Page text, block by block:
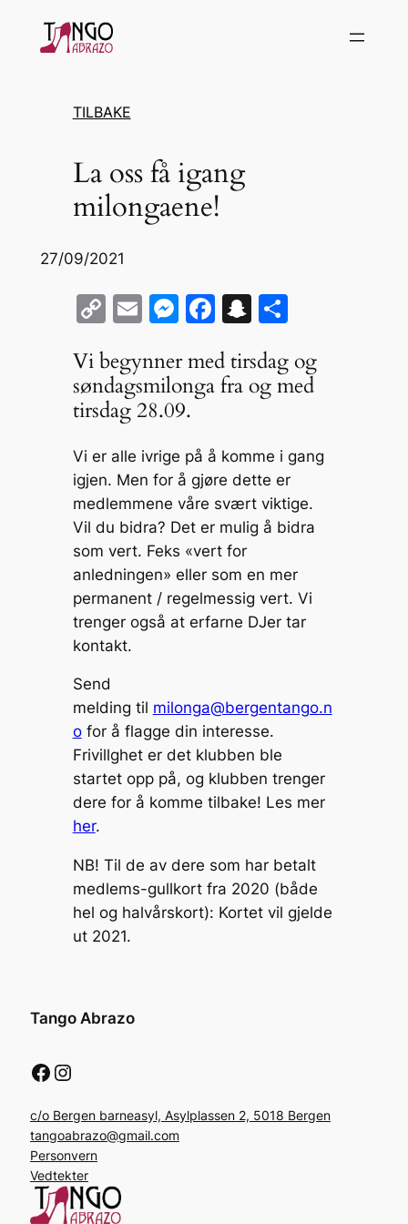
Hopp
TILBAKE
La oss få igang
milongaene!
27/09/2021
C
p
y
Li
n
k
E
ai
l
M
s
s
e
n
g
er
F
c
e
o
o
k
S
a
p
h
at
S
ar
e
Vi begynner med tirsdag og
søndagsmilonga fra og med
tirsdag 28.09.
Vi er alle ivrige på å komme i gang
igjen. Men for å gjøre dette er
medlemmene våre svært viktige.
Vil du bidra? Det er mulig å bidra
som vert. Feks «vert for
anledningen» eller som en mer
permanent / regelmessig vert. Vi
trenger også at erfarne DJer tar
kontakt.
Send
melding til milonga@bergentango.n
ofor å flagge din interesse.
Frivillghet er det klubben ble
startet opp på, og klubben trenger
dere for å komme tilbake! Les mer
her.
NB! Til de av dere som har betalt
medlems-gullkort fra 2020 (både
hel og halvårskort): Kortet vil gjelde
ut 2021.
Tango Abrazo
Facebook Instagram
c/o Bergen barneasyl, Asylplassen 2, 5018 Bergen
tangoabrazo@gmail.com
Personvern
Vedtekter